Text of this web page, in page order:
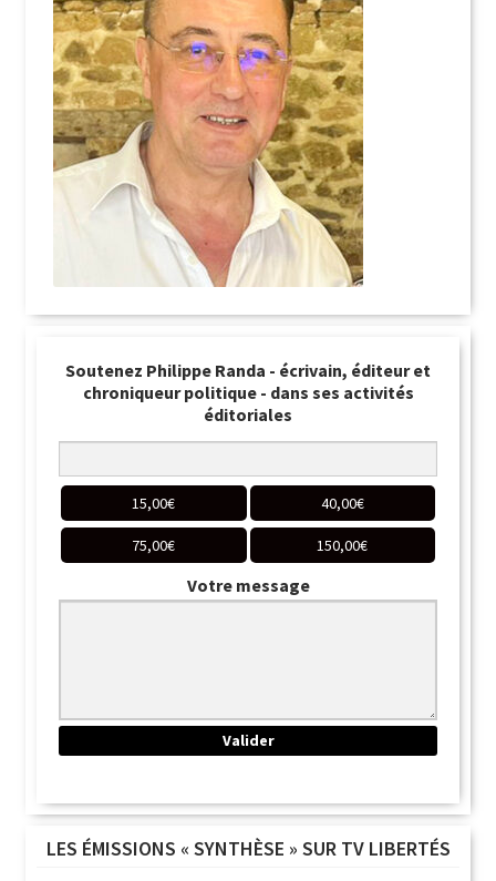
Soutenez Philippe Randa - écrivain, éditeur et
chroniqueur politique - dans ses activités
éditoriales
15,00€ 40,00€
75,00€ 150,00€
Votre message
LES ÉMISSIONS « SYNTHÈSE » SUR TV LIBERTÉS